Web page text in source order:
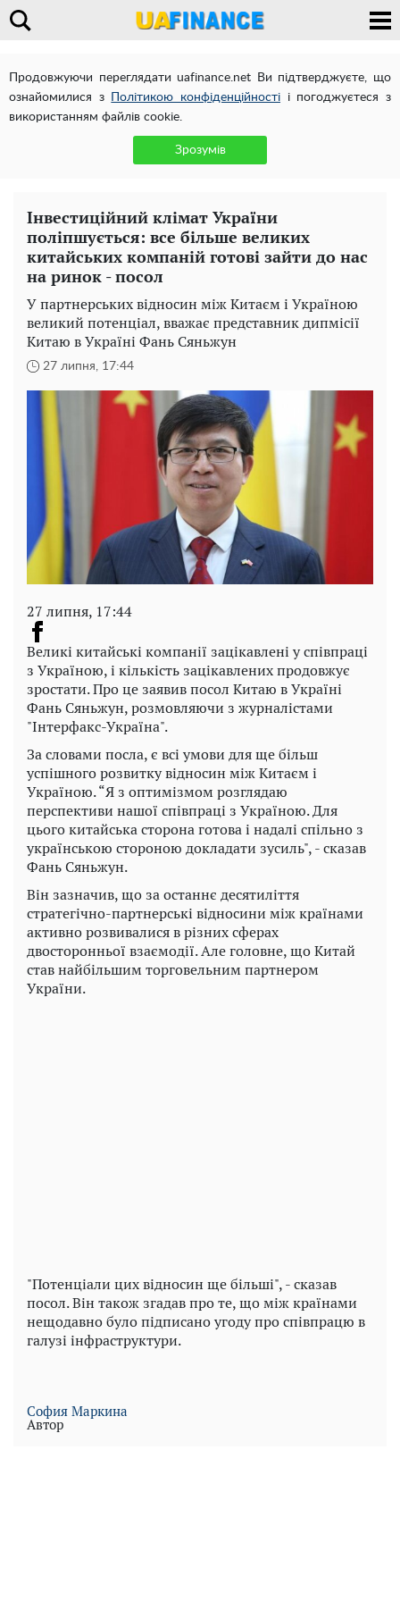
Продовжуючи переглядати uafinance.net Ви підтверджуєте, що
ознайомилися з
Політикою конфіденційності і погоджуєтеся з
використанням файлів cookie.
Зрозумів
Інвестиційний клімат України
поліпшується: все більше великих
китайських компаній готові зайти до нас
на ринок - посол
У партнерських відносин між Китаєм і Україною
великий потенціал, вважає представник дипмісії
Китаю в Україні Фань Сяньжун
27 липня, 17:44
27 липня, 17:44
Великі китайські компанії зацікавлені у співпраці
з Україною, і кількість зацікавлених продовжує
зростати. Про це заявив посол Китаю в Україні
Фань Сяньжун, розмовляючи з журналістами
"Інтерфакс-Україна".
За словами посла, є всі умови для ще більш
успішного розвитку відносин між Китаєм і
Україною. “Я з оптимізмом розглядаю
перспективи нашої співпраці з Україною. Для
цього китайська сторона готова і надалі спільно з
українською стороною докладати зусиль", - сказав
Фань Сяньжун.
Він зазначив, що за останнє десятиліття
стратегічно-партнерські відносини між країнами
активно розвивалися в різних сферах
двосторонньої взаємодії. Але головне, що Китай
став найбільшим торговельним партнером
України.
"Потенціали цих відносин ще більші", - сказав
посол. Він також згадав про те, що між країнами
нещодавно було підписано угоду про співпрацю в
галузі інфраструктури.
София Маркина
Автор